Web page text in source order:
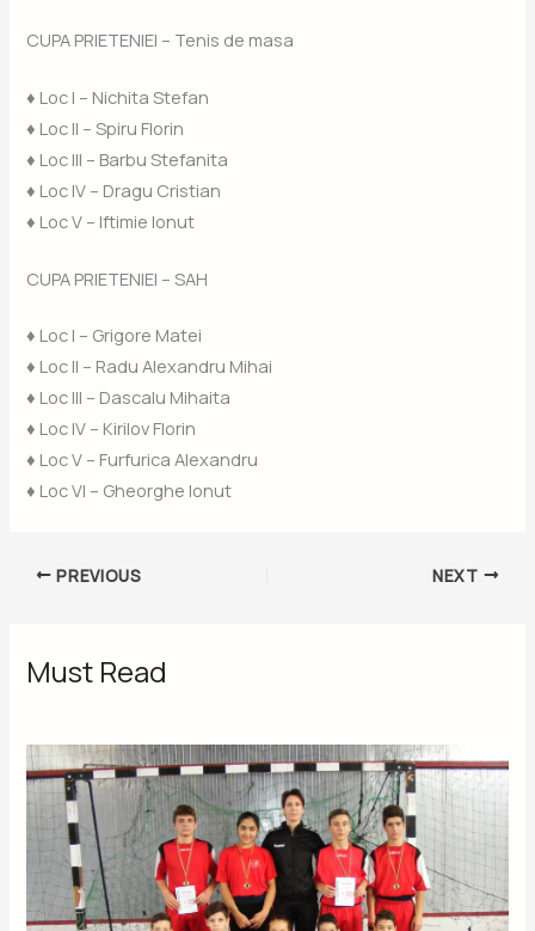
CUPA PRIETENIEI – Tenis de masa
♦ Loc I – Nichita Stefan
♦ Loc II – Spiru Florin
♦ Loc III – Barbu Stefanita
♦ Loc IV – Dragu Cristian
♦ Loc V – Iftimie Ionut
CUPA PRIETENIEI – SAH
♦ Loc I – Grigore Matei
♦ Loc II – Radu Alexandru Mihai
♦ Loc III – Dascalu Mihaita
♦ Loc IV – Kirilov Florin
♦ Loc V – Furfurica Alexandru
♦ Loc VI – Gheorghe Ionut
PREVIOUS NEXT
Must Read